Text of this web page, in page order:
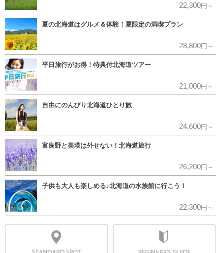
22,300円～
夏の北海道はグルメ＆体験！夏限定の満喫プラン
28,800円～
平日旅行がお得！特典付北海道ツアー
21,000円～
自由にのんびり北海道ひとり旅
24,600円～
富良野と美瑛は外せない！北海道旅行
26,200円～
子供も大人も楽しめる♪北海道の水族館に行こう！
22,300円～